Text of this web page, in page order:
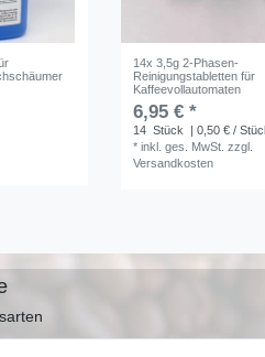
14x 3,5g 2-Phasen-
Reinigungstabletten für
Kaffeevollautomaten
6,95 € *
14 Stück
| 0,50 € /
* inkl. ges. MwSt. zzgl.
Versandkosten